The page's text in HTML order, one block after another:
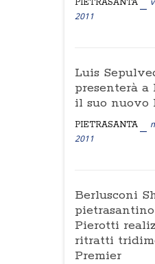
PIETRASANTA
2011
Luis
presenterà a
il suo nuovo
PIETRASANTA
2011
Berlusconi
Pierotti
ritratti
Premier